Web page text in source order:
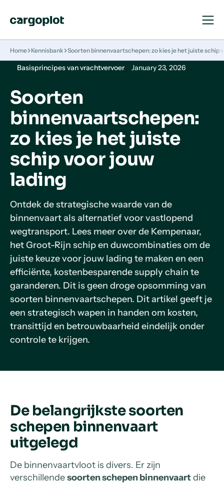
Open
Close
Home Kennisbank Soorten binnenvaartschepen: zo kies je het juiste schip
Basisprincipes van vrachtvervoer January 23, 2026
Soorten
binnenvaartschepen:
zo kies je het juiste
schip voor jouw
lading
Ontdek de strategische waarde van de
binnenvaart als alternatief voor vastlopend
wegtransport. Lees meer over de Kempenaar,
het Groot-Rijn schip en duwcombinaties om de
juiste keuze voor jouw lading te maken en een
efficiënte, kostenbesparende supply chain te
garanderen. Dit is geen droge opsomming van
soorten binnenvaartschepen. Dit artikel geeft je
een strategisch wapen in handen om kosten,
transittijd en betrouwbaarheid eindelijk onder
controle te krijgen.
De belangrijkste soorten
schepen binnenvaart
uitgelegd
De binnenvaartvloot is divers. Er zijn
verschillendesoorten schepen binnenvaart die